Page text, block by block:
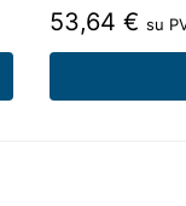
53,64 € su